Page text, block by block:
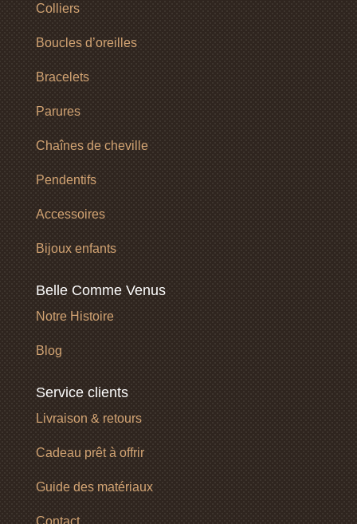
Colliers
Boucles d’oreilles
Bracelets
Parures
Chaînes de cheville
Pendentifs
Accessoires
Bijoux enfants
Belle Comme Venus
Notre Histoire
Blog
Service clients
Livraison & retours
Cadeau prêt à offrir
Guide des matériaux
Contact